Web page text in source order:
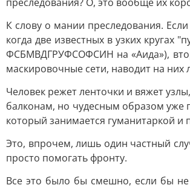
К слову о мании преследования.
когда две известных в узких
ФСБМВДГРУФСОФСИН на «Аида»),
маскировочные сети, наводит на
Человек режет ленточки и вяжет
балконам, но чудесным образом уже
который занимается гуманитаркой и
Это, впрочем, лишь один частный
просто помогать фронту.
Все это было бы смешно, если бы не